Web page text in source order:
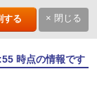
する × 閉じる
時点の情報です